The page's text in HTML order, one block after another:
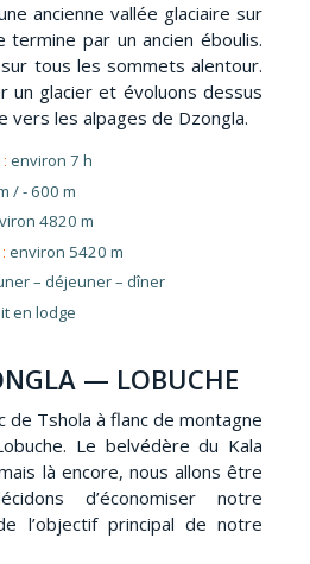
ancienne vallée glaciaire sur
par un ancien éboulis.
tous les sommets alentour.
un glacier et évoluons dessus
vers les alpages de Dzongla.
environ 7 h
/ - 600 m
4820 m
environ 5420 m
– déjeuner – dîner
en lodge
— LOBUCHE
de Tshola à flanc de montagne
Le belvédère du Kala
là encore, nous allons être
d’économiser notre
l’objectif principal de notre